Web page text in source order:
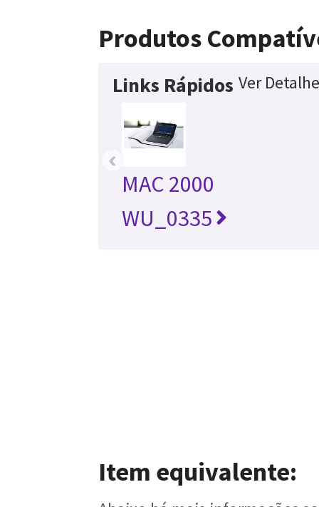
Produtos
Links Rápidos Ver
MAC 2000
WU_0335
‹
Item equivalente: